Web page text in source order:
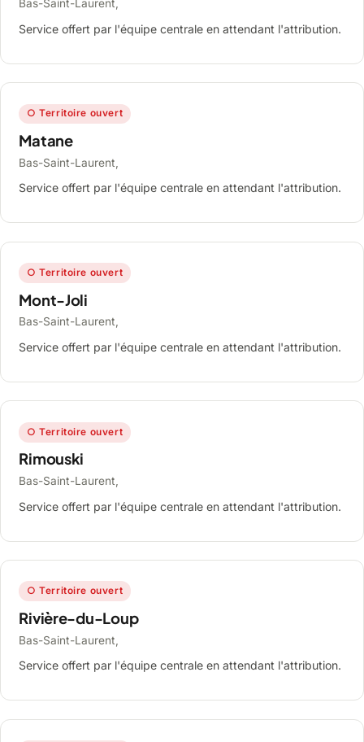
Bas-Saint-Laurent,
Service offert par l'équipe centrale en attendant l'attribution.
○ Territoire ouvert
Matane
Bas-Saint-Laurent,
Service offert par l'équipe centrale en attendant l'attribution.
○ Territoire ouvert
Mont-Joli
Bas-Saint-Laurent,
Service offert par l'équipe centrale en attendant l'attribution.
○ Territoire ouvert
Rimouski
Bas-Saint-Laurent,
Service offert par l'équipe centrale en attendant l'attribution.
○ Territoire ouvert
Rivière-du-Loup
Bas-Saint-Laurent,
Service offert par l'équipe centrale en attendant l'attribution.